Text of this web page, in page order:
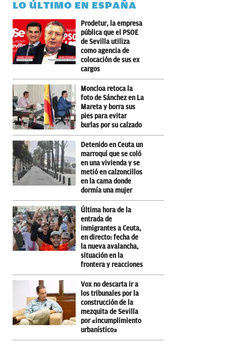
LO ÚLTIMO EN ESPAÑA
Prodetur, la empresa
pública que el PSOE
de Sevilla utiliza
como agencia de
colocación de sus ex
cargos
Moncloa retoca la
foto de Sánchez en La
Mareta y borra sus
pies para evitar
burlas por su calzado
Detenido en Ceuta un
marroquí que se coló
en una vivienda y se
metió en calzoncillos
en la cama donde
dormía una mujer
Última hora de la
entrada de
inmigrantes a Ceuta,
en directo: fecha de
la nueva avalancha,
situación en la
frontera y reacciones
Vox no descarta ir a
los tribunales por la
construcción de la
mezquita de Sevilla
por «incumplimiento
urbanístico»